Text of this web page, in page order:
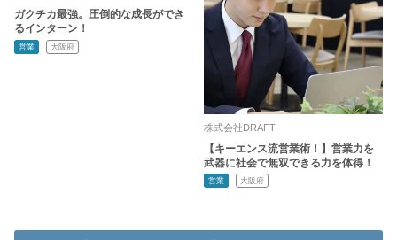
ガクチカ最強。圧倒的な成長ができ
るインターン！
営業 大阪府
株式会社DRAFT
【キーエンス流営業術！】営業力を
武器に社会で無双できる力を体得！
営業 大阪府